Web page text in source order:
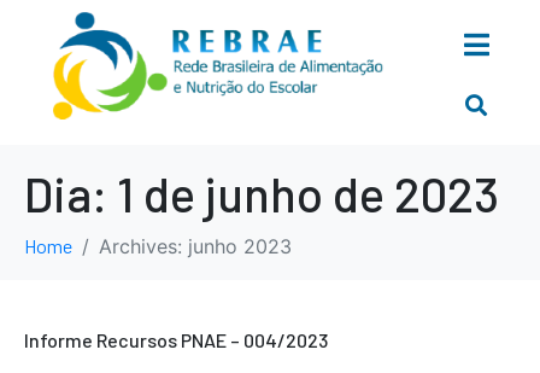
Dia: 1 de junho de 2023
Home Archives: junho 2023
Informe Recursos PNAE – 004/2023